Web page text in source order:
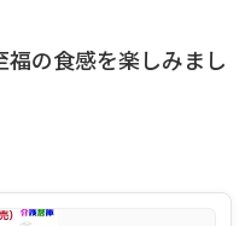
の食感を楽しみまし